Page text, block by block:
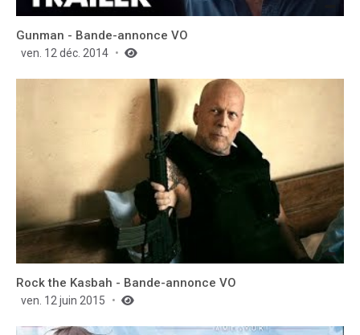
Gunman - Bande-annonce VO
ven. 12 déc. 2014
Rock the Kasbah - Bande-annonce VO
ven. 12 juin 2015